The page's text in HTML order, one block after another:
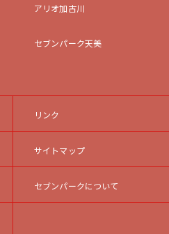
アリオ加古川
セブンパーク天美
リンク
サイトマップ
セブンパークについて